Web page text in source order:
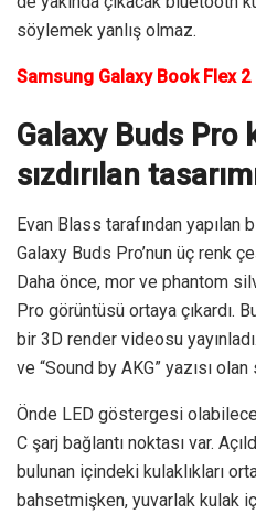
söylemek yanlış olmaz.
Samsung Galaxy Book Flex 2
Galaxy Buds Pro
sızdırılan
Evan Blass tarafından yapılan
Galaxy Buds Pro’nun üç renk
Daha önce, mor ve phantom
Pro görüntüsü ortaya çıkardı.
bir 3D render videosu
ve “Sound by AKG” yazısı
Önde LED göstergesi
C şarj bağlantı noktası var.
bulunan içindeki kulaklıkları
bahsetmişken, yuvarlak kulak